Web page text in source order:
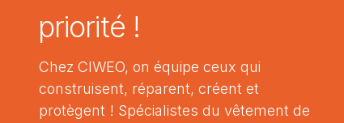
priorité !
Chez CIWEO, on équipe ceux qui
construisent, réparent, créent et
protègent ! Spécialistes du vêtement de